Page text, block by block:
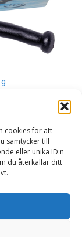
cookies för att
samtycker till
eller unika ID:n
du återkallar ditt